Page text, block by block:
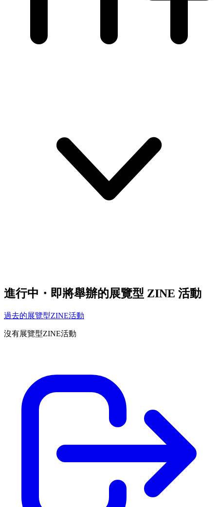
進行中・即將舉辦的展覽型 ZINE 活動
過去的展覽型ZINE活動
沒有展覽型ZINE活動